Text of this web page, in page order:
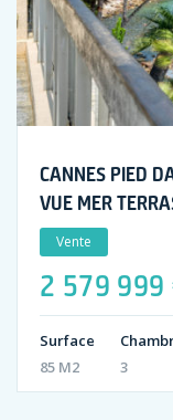
CANNES PIED
VUE MER
Vente
2 579 999
Surface
85 M2
3